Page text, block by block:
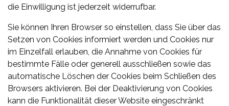
die Einwilligung ist jederzeit widerrufbar.
Sie können Ihren Browser so einstellen, dass Sie über das
Setzen von Cookies informiert werden und Cookies nur
im Einzelfall erlauben, die Annahme von Cookies für
bestimmte Fälle oder generell ausschließen sowie das
automatische Löschen der Cookies beim Schließen des
Browsers aktivieren. Bei der Deaktivierung von Cookies
kann die Funktionalität dieser Website eingeschränkt